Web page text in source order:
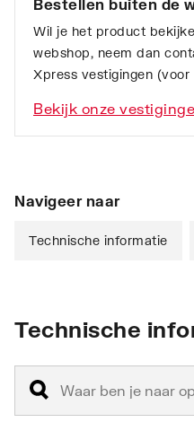
Bestellen buiten de
Wil je het product
webshop, neem dan
Xpress vestigingen (voor
Bekijk onze
Navigeer naar
Technische informatie
Technische